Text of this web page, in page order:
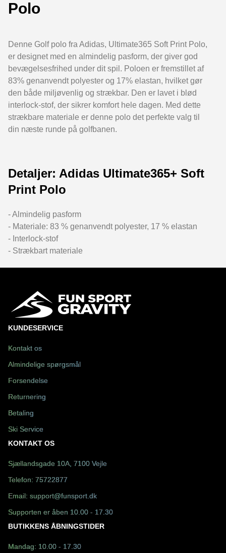
Polo
Denne Golf polo fra Adidas, Ultimate365 Soft Print Polo,
er designet med en almindelig pasform, der giver god
bevægelsesfrihed under dit spil. Poloen er fremstillet af
83% genanvendt polyester og 17% elastan, hvilket gør
den både miljøvenlig og strækbar. Den er lavet i blød
interlock-stof, der sikrer komfort hele dagen. Med dette
strækbare materiale er denne polo det perfekte valg til
din næste runde på golfbanen.
Detaljer: Adidas Ultimate365+ Soft
Print Polo
- Almindelig pasform
- Materiale: 83 % genanvendt polyester, 17 % elastan
- Interlock-stof
- Strækbart materiale
KUNDESERVICE
Kontakt os
Almindelige spørgsmål
Forsendelse
Returnering
Betaling
Ski Service
KONTAKT OS
Sjællandsgade 10A, 7100 Vejle
Telefon: 75722877
Email: support@funsport.dk
Supporten er åben 10.00 - 17.30
BUTIKKENS ÅBNINGSTIDER
Mandag: 10.00 - 17.30